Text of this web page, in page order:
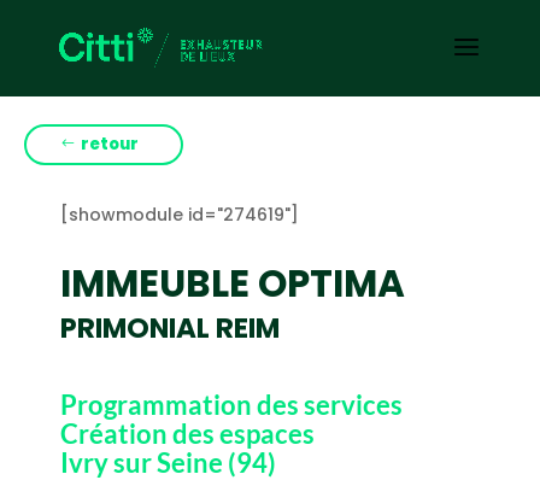
retour
[showmodule id="274619"]
IMMEUBLE OPTIMA
PRIMONIAL REIM
Programmation des services
Création des espaces
Ivry sur Seine (94)